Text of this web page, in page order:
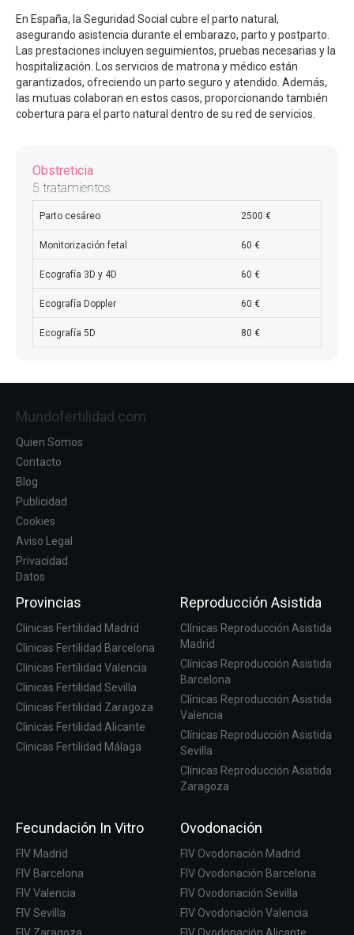
En España, la Seguridad Social cubre el parto natural,
asegurando asistencia durante el embarazo, parto y postparto.
Las prestaciones incluyen seguimientos, pruebas necesarias y la
hospitalización. Los servicios de matrona y médico están
garantizados, ofreciendo un parto seguro y atendido. Además,
las mutuas colaboran en estos casos, proporcionando también
cobertura para el parto natural dentro de su red de servicios.
Obstreticia
5 tratamientos
Parto cesáreo 2500 €
Monitorización fetal 60 €
Ecografía 3D y 4D 60 €
Ecografía Doppler 60 €
Ecografía 5D 80 €
Mundofertilidad.com
Quien Somos
Contacto
Blog
Publicidad
Cookies
Aviso Legal
Privacidad
Datos
Provincias
Clinicas Fertilidad Madrid
Clinicas Fertilidad Barcelona
Clinicas Fertilidad Valencia
Clinicas Fertilidad Sevilla
Clinicas Fertilidad Zaragoza
Clinicas Fertilidad Alicante
Clinicas Fertilidad Málaga
Reproducción Asistida
Clínicas Reproducción Asistida
Madrid
Clínicas Reproducción Asistida
Barcelona
Clínicas Reproducción Asistida
Valencia
Clínicas Reproducción Asistida
Sevilla
Clínicas Reproducción Asistida
Zaragoza
Fecundación In Vitro
FIV Madrid
FIV Barcelona
FIV Valencia
FIV Sevilla
FIV Zaragoza
Ovodonación
FIV Ovodonación Madrid
FIV Ovodonación Barcelona
FIV Ovodonación Sevilla
FIV Ovodonación Valencia
FIV Ovodonación Alicante